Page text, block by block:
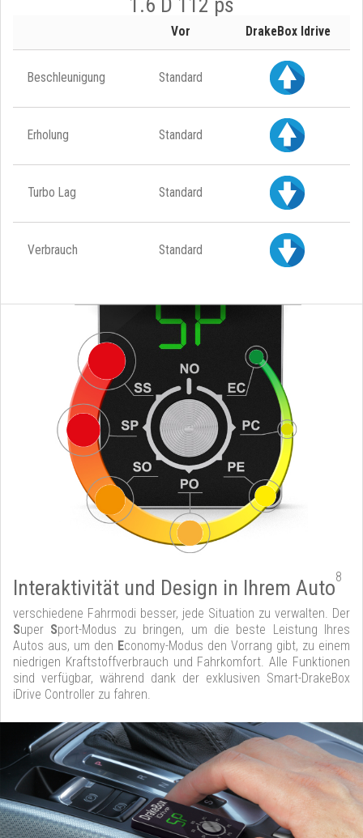
Vor DrakeBox Idrive
Beschleunigung Standard
Erholung Standard
Turbo Lag Standard
Verbrauch Standard
Interaktivität und Design in Ihrem Auto8
verschiedene Fahrmodi besser, jede Situation zu verwalten. Der
Super Sport-Modus zu bringen, um die beste Leistung Ihres
Autos aus, um den Economy-Modus den Vorrang gibt, zu einem
niedrigen Kraftstoffverbrauch und Fahrkomfort. Alle Funktionen
sind verfügbar, während dank der exklusiven Smart-DrakeBox
iDrive Controller zu fahren.